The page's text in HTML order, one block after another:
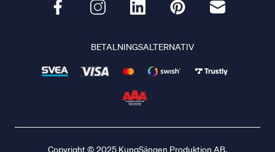
BETALNINGSALTERNATIV
Copyright © 2025 KungSängen Produktion AB.